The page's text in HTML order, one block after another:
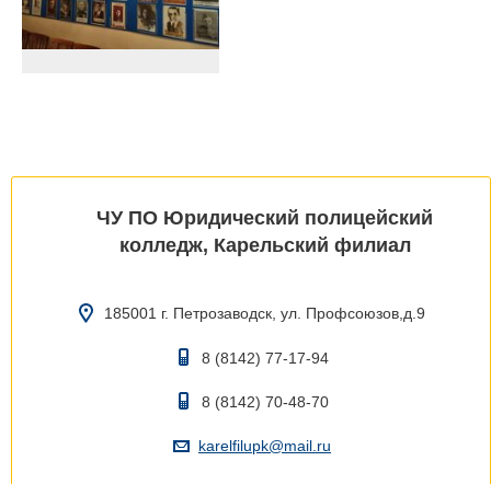
ЧУ ПО Юридический полицейский
колледж, Карельский филиал
185001 г. Петрозаводск, ул. Профсоюзов,д.9
8 (8142) 77-17-94
8 (8142) 70-48-70
karelfilupk@mail.ru